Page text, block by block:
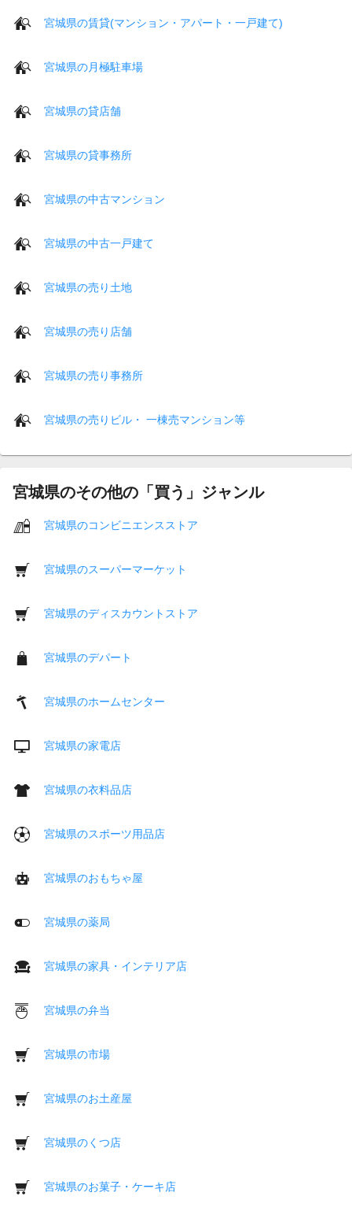
宮城県の賃貸(マンション・アパート・一戸建て)
宮城県の月極駐車場
宮城県の貸店舗
宮城県の貸事務所
宮城県の中古マンション
宮城県の中古一戸建て
宮城県の売り土地
宮城県の売り店舗
宮城県の売り事務所
宮城県の売りビル・ 一棟売マンション等
宮城県のその他の「買う」ジャンル
宮城県のコンビニエンスストア
宮城県のスーパーマーケット
宮城県のディスカウントストア
宮城県のデパート
宮城県のホームセンター
宮城県の家電店
宮城県の衣料品店
宮城県のスポーツ用品店
宮城県のおもちゃ屋
宮城県の薬局
宮城県の家具・インテリア店
宮城県の弁当
宮城県の市場
宮城県のお土産屋
宮城県のくつ店
宮城県のお菓子・ケーキ店